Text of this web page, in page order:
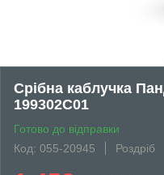
Срібна каблучка
199302C01
Готово до відправки
Код: 055-20945
Роздріб